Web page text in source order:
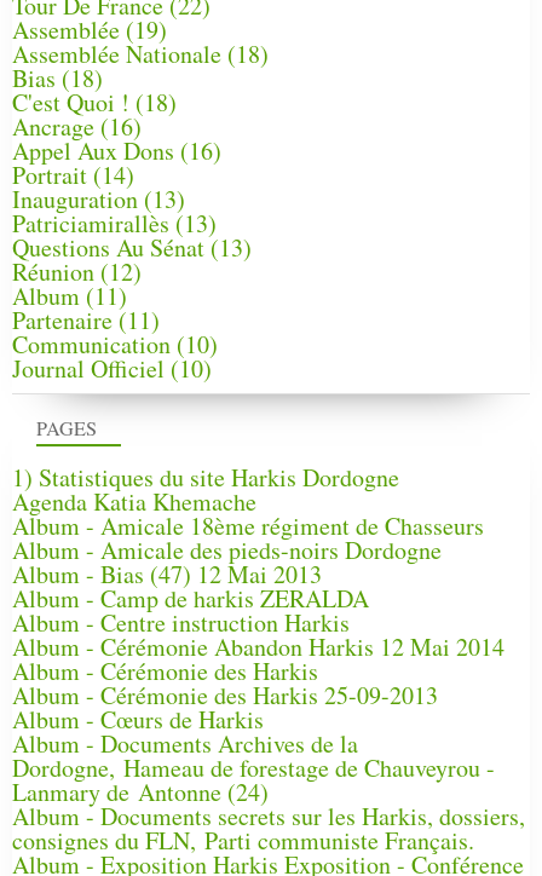
PAGES
1) Statistiques du site Harkis Dordogne
Agenda Katia Khemache
Album - Amicale 18ème régiment de Chasseurs
Album - Amicale des pieds-noirs Dordogne
Album - Bias (47) 12 Mai 2013
Album - Camp de harkis ZERALDA
Album - Centre instruction Harkis
Album - Cérémonie Abandon Harkis 12 Mai 2014
Album - Cérémonie des Harkis
Album - Cérémonie des Harkis 25-09-2013
Album - Cœurs de Harkis
Album - Documents Archives de la
Dordogne, Hameau de forestage de Chauveyrou -
Lanmary de Antonne (24)
Album - Documents secrets sur les Harkis, dossiers,
consignes du FLN, Parti communiste Français.
Album - Exposition Harkis Exposition - Conférence
Assemblée (19)
Assemblée Nationale (18)
Bias (18)
C'est Quoi ! (18)
Ancrage (16)
Appel Aux Dons (16)
Portrait (14)
Inauguration (13)
Patriciamirallès (13)
Questions Au Sénat(13)
Réunion (12)
Album (11)
Partenaire(11)
Communication (10)
Journal Officiel (10)